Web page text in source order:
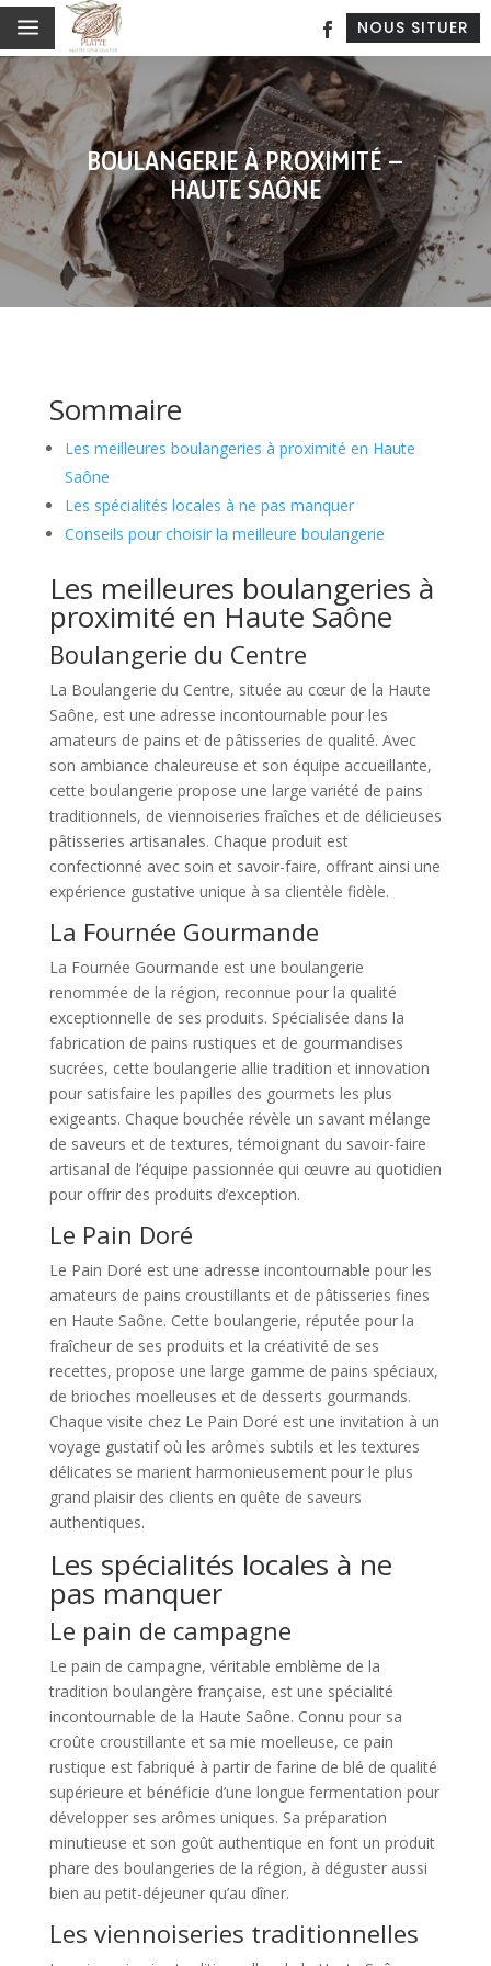
a NOUS SITUER
BOULANGERIE À PROXIMITÉ –
HAUTE SAÔNE
Sommaire
Les meilleures boulangeries à proximité en Haute
Saône
Les spécialités locales à ne pas manquer
Conseils pour choisir la meilleure boulangerie
Les meilleures boulangeries à
proximité en Haute Saône
Boulangerie du Centre
La Boulangerie du Centre, située au cœur de la Haute
Saône, est une adresse incontournable pour les
amateurs de pains et de pâtisseries de qualité. Avec
son ambiance chaleureuse et son équipe accueillante,
cette boulangerie propose une large variété de pains
traditionnels, de viennoiseries fraîches et de délicieuses
pâtisseries artisanales. Chaque produit est
confectionné avec soin et savoir-faire, offrant ainsi une
expérience gustative unique à sa clientèle fidèle.
La Fournée Gourmande
La Fournée Gourmande est une boulangerie
renommée de la région, reconnue pour la qualité
exceptionnelle de ses produits. Spécialisée dans la
fabrication de pains rustiques et de gourmandises
sucrées, cette boulangerie allie tradition et innovation
pour satisfaire les papilles des gourmets les plus
exigeants. Chaque bouchée révèle un savant mélange
de saveurs et de textures, témoignant du savoir-faire
artisanal de l’équipe passionnée qui œuvre au quotidien
pour offrir des produits d’exception.
Le Pain Doré
Le Pain Doré est une adresse incontournable pour les
amateurs de pains croustillants et de pâtisseries fines
en Haute Saône. Cette boulangerie, réputée pour la
fraîcheur de ses produits et la créativité de ses
recettes, propose une large gamme de pains spéciaux,
de brioches moelleuses et de desserts gourmands.
Chaque visite chez Le Pain Doré est une invitation à un
voyage gustatif où les arômes subtils et les textures
délicates se marient harmonieusement pour le plus
grand plaisir des clients en quête de saveurs
authentiques.
Les spécialités locales à ne
pas manquer
Le pain de campagne
Le pain de campagne, véritable emblème de la
tradition boulangère française, est une spécialité
incontournable de la Haute Saône. Connu pour sa
croûte croustillante et sa mie moelleuse, ce pain
rustique est fabriqué à partir de farine de blé de qualité
supérieure et bénéficie d’une longue fermentation pour
développer ses arômes uniques. Sa préparation
minutieuse et son goût authentique en font un produit
phare des boulangeries de la région, à déguster aussi
bien au petit-déjeuner qu’au dîner.
Les viennoiseries traditionnelles